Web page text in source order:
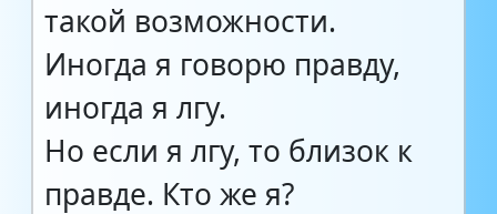
такой возможности.
Иногда я говорю правду,
иногда я лгу.
Но если я лгу, то близок к
правде. Кто же я?